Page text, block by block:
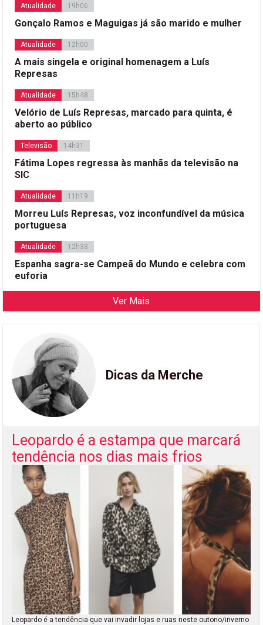
Atualidade 19h06
Gonçalo Ramos e Maguigas já são marido e mulher
Atualidade 12h00
A mais singela e original homenagem a Luís
Represas
Atualidade 15h48
Velório de Luís Represas, marcado para quinta, é
aberto ao público
Televisão 14h31
Fátima Lopes regressa às manhãs da televisão na
SIC
Atualidade 11h19
Morreu Luís Represas, voz inconfundível da música
portuguesa
Atualidade 12h33
Espanha sagra-se Campeã do Mundo e celebra com
euforia
Ver Mais
Dicas da Merche
Leopardo é a estampa que marcará
tendência nos dias mais frios
Leopardo é a tendência que vai invadir lojas e ruas neste outono/inverno